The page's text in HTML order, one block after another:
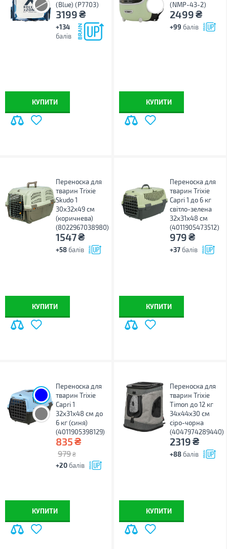
(Blue) (P7703)
3199₴
+134
балів
КУПИТИ
(NMP-43-2)
2499₴
+99 балів
КУПИТИ
Переноска для
тварин Trixie
Skudo 1
30х32х49 см
(коричнева)
(8022967038980)
1547₴
+58 балів
КУПИТИ
Переноска для
тварин Trixie
Capri 1 до 6 кг
світло-зелена
32х31х48 см
(4011905473512)
979₴
+37 балів
КУПИТИ
Переноска для
тварин Trixie
Capri 1
32х31х48 см до
6 кг (синя)
(4011905398129)
835₴
979 ₴
+20 балів
КУПИТИ
Переноска для
тварин Trixie
Timon до 12 кг
34x44x30 см
сіро-чорна
(4047974289440)
2319₴
+88 балів
КУПИТИ